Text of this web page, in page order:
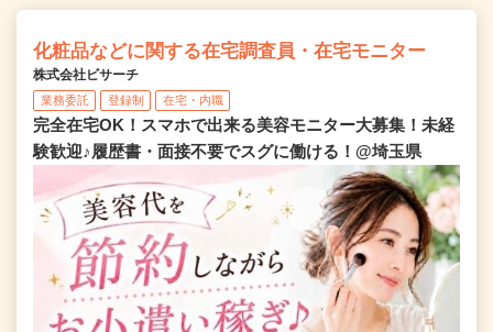
化粧品などに関する在宅調査員・在宅モニター
株式会社ビサーチ
業務委託 登録制 在宅・内職
完全在宅OK！スマホで出来る美容モニター大募集！未経
験歓迎♪履歴書・面接不要でスグに働ける！@埼玉県